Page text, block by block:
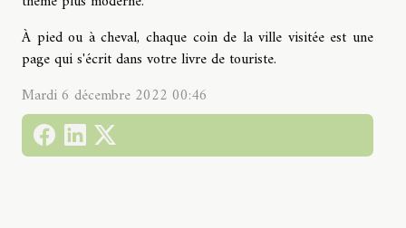
À pied ou à cheval, chaque coin de la ville visitée est une
page qui s'écrit dans votre livre de touriste.
Mardi 6 décembre 2022 00:46